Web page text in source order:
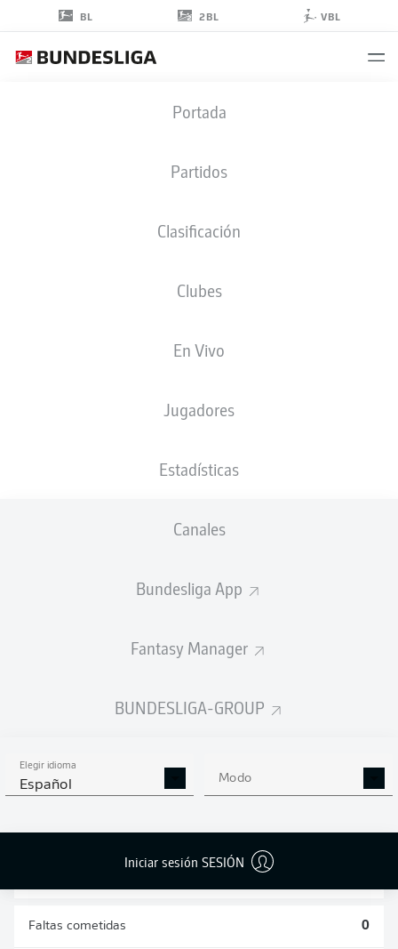
BL 2BL VBL
Portada
Partidos
Clasificación
Clubes
En Vivo
Jugadores
Estadísticas
Canales
Bundesliga App
Fantasy Manager
BUNDESLIGA-GROUP
Elegir idioma
Español Modo
Iniciar sesión SESIÓN
ESTADÍSTICAS
TEMPORADA 2024/2025
DIVIDIDOS
0
AÉREOS
0
Faltas cometidas 0